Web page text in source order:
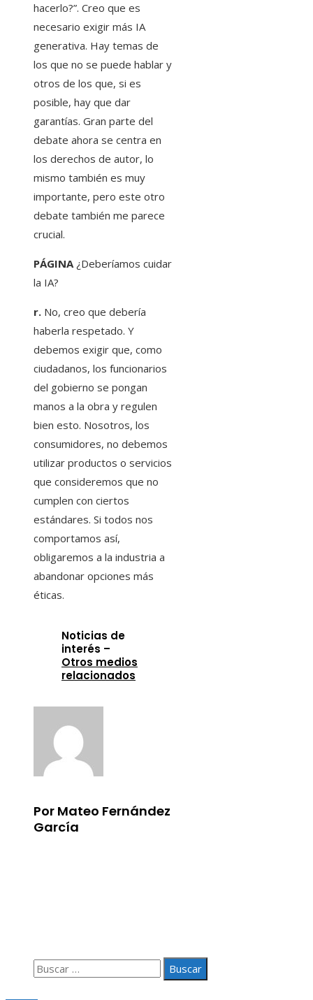
hacerlo?”. Creo que es
necesario exigir más IA
generativa. Hay temas de
los que no se puede hablar y
otros de los que, si es
posible, hay que dar
garantías. Gran parte del
debate ahora se centra en
los derechos de autor, lo
mismo también es muy
importante, pero este otro
debate también me parece
crucial.
PÁGINA¿Deberíamos cuidar
la IA?
r. No, creo que debería
haberla respetado. Y
debemos exigir que, como
ciudadanos, los funcionarios
del gobierno se pongan
manos a la obra y regulen
bien esto. Nosotros, los
consumidores, no debemos
utilizar productos o servicios
que consideremos que no
cumplen con ciertos
estándares. Si todos nos
comportamos así,
obligaremos a la industria a
abandonar opciones más
éticas.
Noticias de
interés –
Otros medios
relacionados
Por Mateo Fernández
García
Buscar: